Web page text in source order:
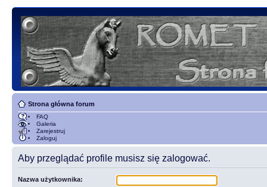
Strona główna forum
FAQ
Galeria
Zarejestruj
Zaloguj
Aby przeglądać profile musisz się zalogować.
Nazwa użytkownika: